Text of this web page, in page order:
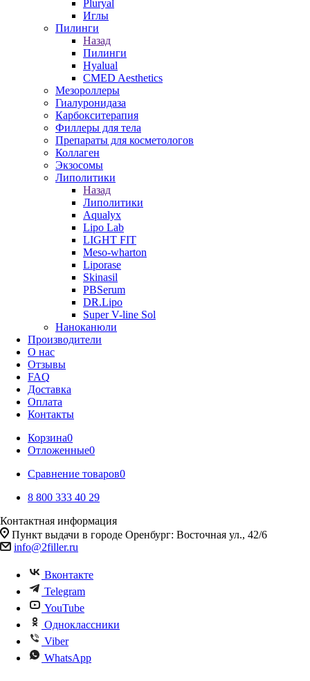
Pluryal
Иглы
Пилинги
Назад
Пилинги
Hyalual
CMED Aesthetics
Мезороллеры
Гиалуронидаза
Карбокситерапия
Филлеры для тела
Препараты для косметологов
Коллаген
Экзосомы
Липолитики
Назад
Липолитики
Aqualyx
Lipo Lab
LIGHT FIT
Meso-wharton
Liporase
Skinasil
PBSerum
DR.Lipo
Super V-line Sol
Наноканюли
Производители
О нас
Отзывы
FAQ
Доставка
Оплата
Контакты
Корзина0
Отложенные0
Сравнение товаров0
8 800 333 40 29
Контактная информация
Пункт выдачи в городе Оренбург: Восточная ул., 42/6
info@2filler.ru
Вконтакте
Telegram
YouTube
Одноклассники
Viber
WhatsApp